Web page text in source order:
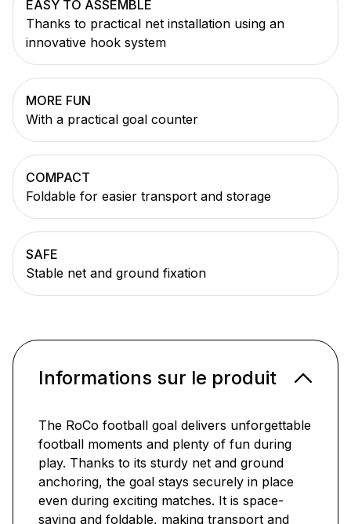
EASY TO ASSEMBLE
Thanks to practical net installation using an
innovative hook system
MORE FUN
With a practical goal counter
COMPACT
Foldable for easier transport and storage
SAFE
Stable net and ground fixation
Informations sur le produit
The RoCo football goal delivers unforgettable
football moments and plenty of fun during
play. Thanks to its sturdy net and ground
anchoring, the goal stays securely in place
even during exciting matches. It is space-
saving and foldable, making transport and